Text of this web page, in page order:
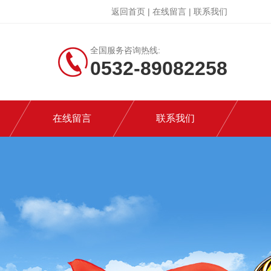
返回首页 | 在线留言 | 联系我们
全国服务咨询热线:
0532-89082258
在线留言 联系我们